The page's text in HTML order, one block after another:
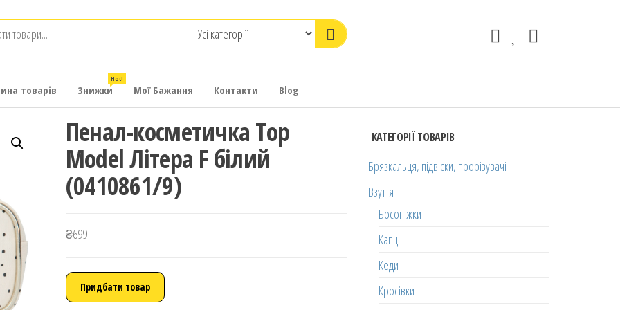
товарів Знижки
Hot!
Мої Бажання Контакти Blog
Пенал-косметичка Top
Model Літера F білий
(0410861/9)
₴699
Придбати товар
КАТЕГОРІЇ ТОВАРІВ
Брязкальця, підвіски, прорізувачі
Взуття
Босоніжки
Капці
Кеди
Кросівки